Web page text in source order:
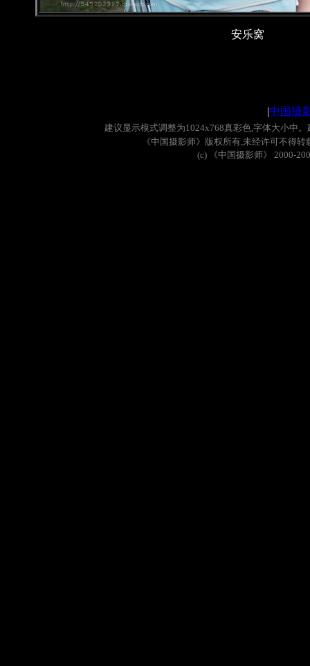
安乐窝
|中国摄
建议显示模式调整为1024x768真彩色,字体大小中。
《中国摄影师》版权所有,未经许可不得转
(c)
《中国摄影师》 2000-200